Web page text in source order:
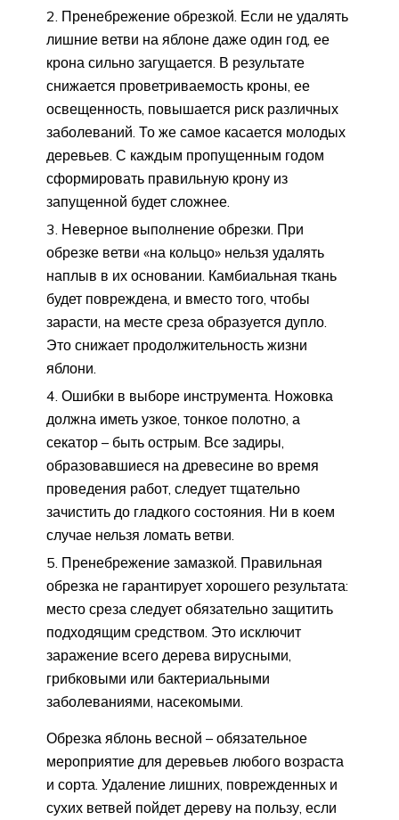
Пренебрежение обрезкой. Если не удалять
лишние ветви на яблоне даже один год, ее
крона сильно загущается. В результате
снижается проветриваемость кроны, ее
освещенность, повышается риск различных
заболеваний. То же самое касается молодых
деревьев. С каждым пропущенным годом
сформировать правильную крону из
запущенной будет сложнее.
Неверное выполнение обрезки. При
обрезке ветви «на кольцо» нельзя удалять
наплыв в их основании. Камбиальная ткань
будет повреждена, и вместо того, чтобы
зарасти, на месте среза образуется дупло.
Это снижает продолжительность жизни
яблони.
Ошибки в выборе инструмента. Ножовка
должна иметь узкое, тонкое полотно, а
секатор – быть острым. Все задиры,
образовавшиеся на древесине во время
проведения работ, следует тщательно
зачистить до гладкого состояния. Ни в коем
случае нельзя ломать ветви.
Пренебрежение замазкой. Правильная
обрезка не гарантирует хорошего результата:
место среза следует обязательно защитить
подходящим средством. Это исключит
заражение всего дерева вирусными,
грибковыми или бактериальными
заболеваниями, насекомыми.
Обрезка яблонь весной – обязательное
мероприятие для деревьев любого возраста
и сорта. Удаление лишних, поврежденных и
сухих ветвей пойдет дереву на пользу, если